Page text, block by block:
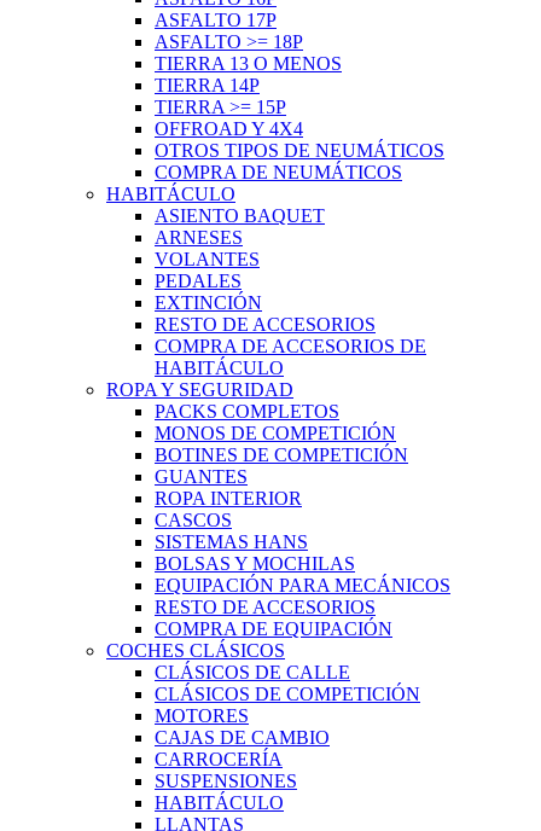
ASFALTO 17P
ASFALTO >= 18P
TIERRA 13 O MENOS
TIERRA 14P
TIERRA >= 15P
OFFROAD Y 4X4
OTROS TIPOS DE NEUMÁTICOS
COMPRA DE NEUMÁTICOS
HABITÁCULO
ASIENTO BAQUET
ARNESES
VOLANTES
PEDALES
EXTINCIÓN
RESTO DE ACCESORIOS
COMPRA DE ACCESORIOS DE
HABITÁCULO
ROPA Y SEGURIDAD
PACKS COMPLETOS
MONOS DE COMPETICIÓN
BOTINES DE COMPETICIÓN
GUANTES
ROPA INTERIOR
CASCOS
SISTEMAS HANS
BOLSAS Y MOCHILAS
EQUIPACIÓN PARA MECÁNICOS
RESTO DE ACCESORIOS
COMPRA DE EQUIPACIÓN
COCHES CLÁSICOS
CLÁSICOS DE CALLE
CLÁSICOS DE COMPETICIÓN
MOTORES
CAJAS DE CAMBIO
CARROCERÍA
SUSPENSIONES
HABITÁCULO
LLANTAS